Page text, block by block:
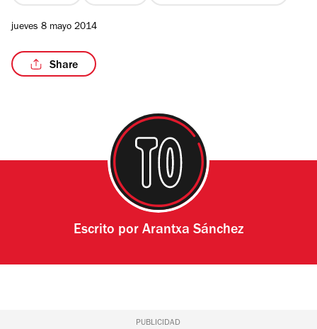
jueves 8 mayo 2014
Share
Escrito por Arantxa Sánchez
PUBLICIDAD